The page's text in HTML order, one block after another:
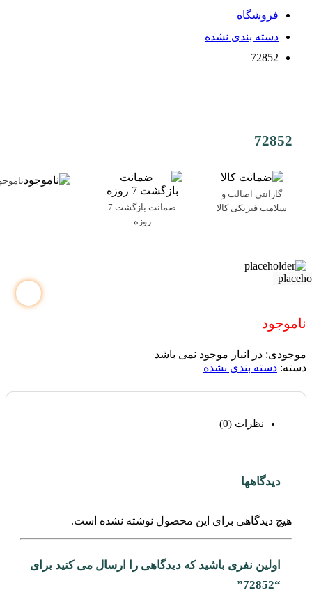
فروشگاه
دسته بندی نشده
72852
72852
گارانتی اصالت و
سلامت فیزیکی کالا
ضمانت بازگشت 7
روزه
ناموجود
موجودی: در انبار موجود نمی باشد
دسته: دسته بندی نشده
نظرات (0)
دیدگاهها
هیچ دیدگاهی برای این محصول نوشته نشده است.
اولین نفری باشید که دیدگاهی را ارسال می کنید برای
“72852”